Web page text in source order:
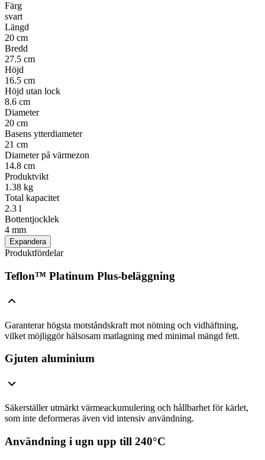
Färg
svart
Längd
20 cm
Bredd
27.5 cm
Höjd
16.5 cm
Höjd utan lock
8.6 cm
Diameter
20 cm
Basens ytterdiameter
21 cm
Diameter på värmezon
14.8 cm
Produktvikt
1.38 kg
Total kapacitet
2.3 l
Bottentjocklek
4 mm
Expandera
Produktfördelar
Teflon™ Platinum Plus-beläggning
Garanterar högsta motståndskraft mot nötning och vidhäftning,
vilket möjliggör hälsosam matlagning med minimal mängd fett.
Gjuten aluminium
Säkerställer utmärkt värmeackumulering och hållbarhet för kärlet,
som inte deformeras även vid intensiv användning.
Användning i ugn upp till 240°C